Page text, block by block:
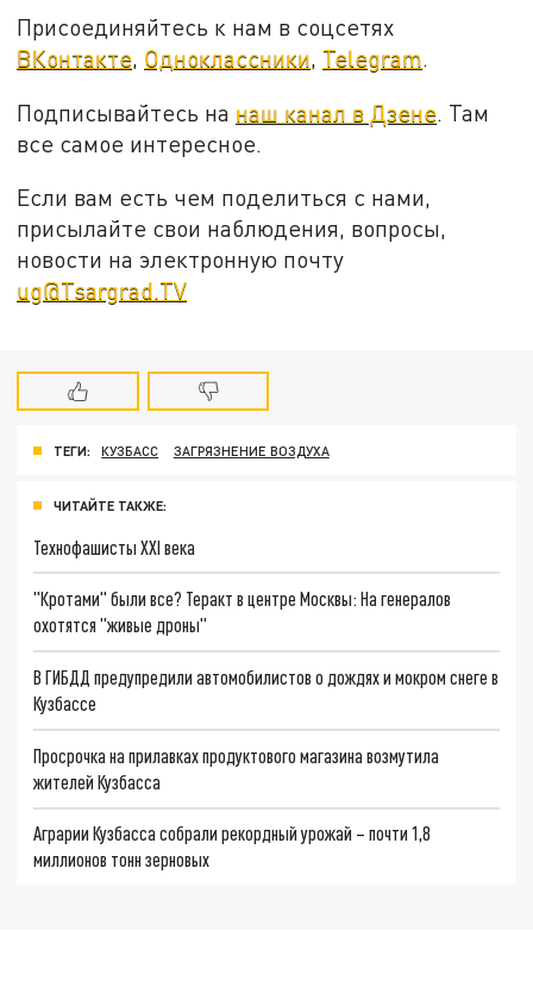
Присоединяйтесь к нам в соцсетях
ВКонтакте, Одноклассники, Telegram.
Подписывайтесь на наш канал в Дзене . Там
все самое интересное.
Если вам есть чем поделиться с нами,
присылайте свои наблюдения, вопросы,
новости на электронную почту
ug@Tsargrad.TV
ТЕГИ: КУЗБАСС ЗАГРЯЗНЕНИЕ ВОЗДУХА
ЧИТАЙТЕ ТАКЖЕ:
Технофашисты XXI века
"Кротами" были все? Теракт в центре Москвы: На генералов
охотятся "живые дроны"
В ГИБДД предупредили автомобилистов о дождях и мокром снеге в
Кузбассе
Просрочка на прилавках продуктового магазина возмутила
жителей Кузбасса
Аграрии Кузбасса собрали рекордный урожай – почти 1,8
миллионов тонн зерновых